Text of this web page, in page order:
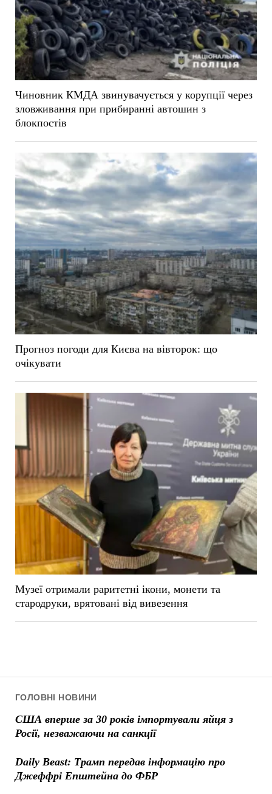
ГОЛОВНІ НОВИНИ
США вперше за 30 років імпортували яйця з
Росії, незважаючи на санкції
Daily Beast: Трамп передав інформацію про
Джеффрі Епштейна до ФБР
Чиновник КМДА звинувачується у корупції через
зловживання при прибиранні автошин з
блокпостів
Прогноз погоди для Києва на вівторок: що
очікувати
Музеї отримали раритетні ікони, монети та
стародруки, врятовані від вивезення